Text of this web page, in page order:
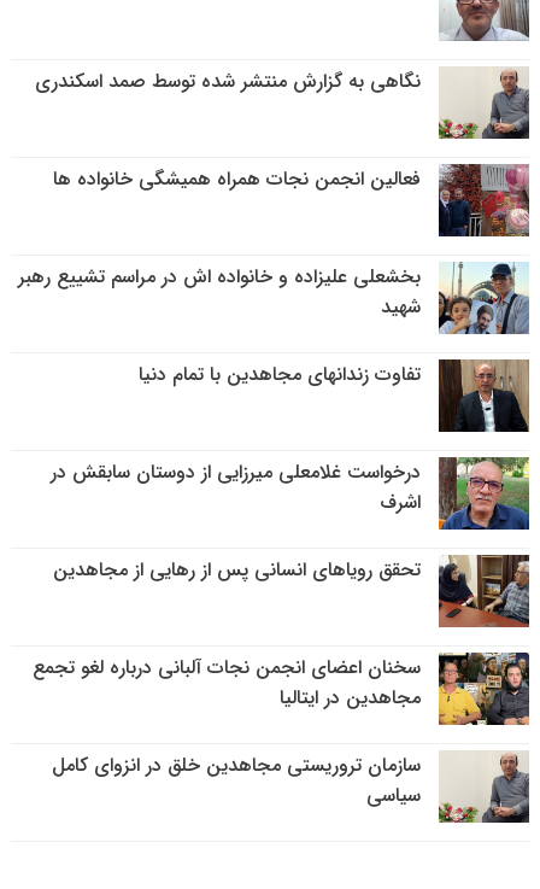
نگاهی به گزارش منتشر شده توسط صمد اسکندری
فعالین انجمن نجات همراه همیشگی خانواده ها
بخشعلی علیزاده و خانواده اش در مراسم تشییع رهبر
شهید
تفاوت زندانهای مجاهدین با تمام دنیا
درخواست غلامعلی میرزایی از دوستان سابقش در
اشرف
تحقق رویاهای انسانی پس از رهایی از مجاهدین
سخنان اعضای انجمن نجات آلبانی درباره لغو تجمع
مجاهدین در ایتالیا
سازمان تروریستی مجاهدین خلق در انزوای کامل
سیاسی